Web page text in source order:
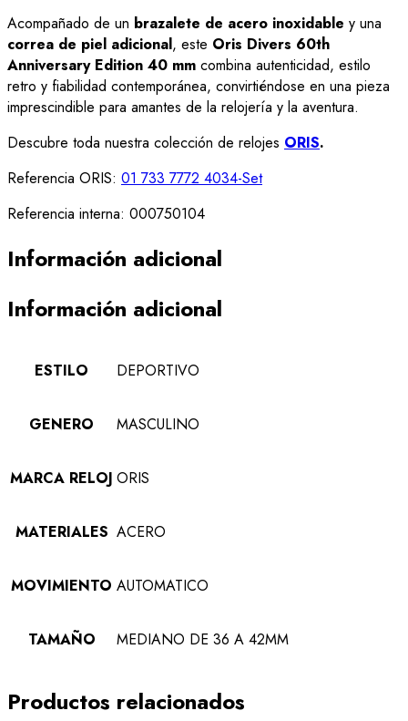
Acompañado de un brazalete de acero inoxidable y una
correa de piel adicional, este Oris Divers 60th
Anniversary Edition 40 mm combina autenticidad, estilo
retro y fiabilidad contemporánea, convirtiéndose en una pieza
imprescindible para amantes de la relojería y la aventura.
Descubre toda nuestra colección de relojes ORIS.
Referencia ORIS: 01 733 7772 4034-Set
Referencia interna: 000750104
Información adicional
Información adicional
ESTILO DEPORTIVO
GENERO MASCULINO
MARCA RELOJ ORIS
MATERIALES ACERO
MOVIMIENTO AUTOMATICO
TAMAÑO MEDIANO DE 36 A 42MM
Productos relacionados